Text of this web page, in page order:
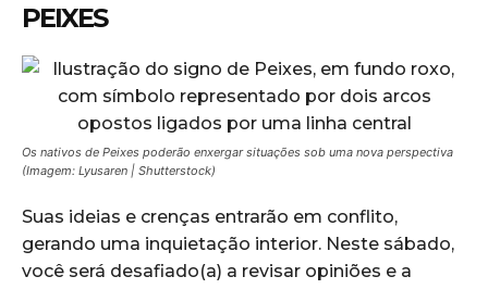
PEIXES
Os nativos de Peixes poderão enxergar situações sob uma nova perspectiva
(Imagem: Lyusaren | Shutterstock)
Suas ideias e crenças entrarão em conflito,
gerando uma inquietação interior. Neste sábado,
você será desafiado(a) a revisar opiniões e a